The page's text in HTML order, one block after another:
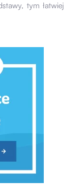
tym łatwiej